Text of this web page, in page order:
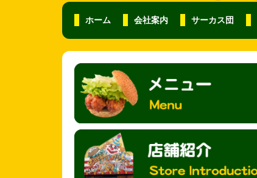
ホーム 会社案内 サーカス団